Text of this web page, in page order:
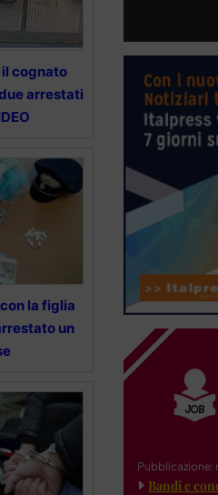
cognato
arrestati
la figlia
un
Pubblicazione:
Bandi e